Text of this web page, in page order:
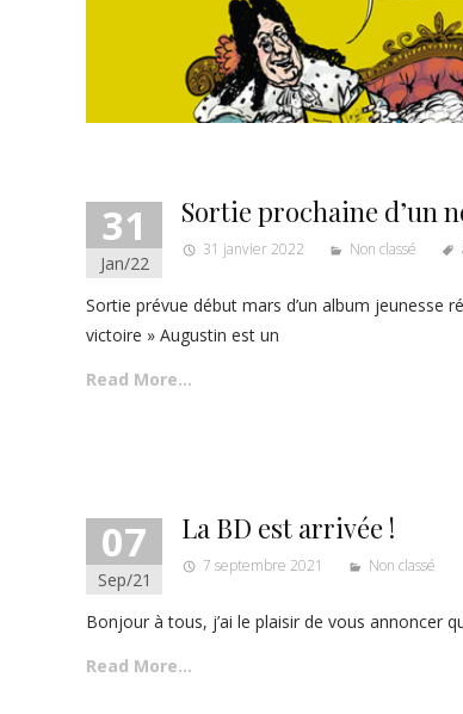
31
Jan/22
Sortie prochaine d’un
31 janvier 2022 Non classé
Sortie prévue début mars d’un album jeunesse
victoire » Augustin est un
Read More…
07
Sep/21
La BD est arrivée !
7 septembre 2021 Non classé
Bonjour à tous, j’ai le plaisir de vous annoncer
Read More…